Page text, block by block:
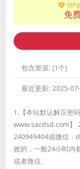
VIP
免
包含资源: (1个)
最近更新: 2025-
1.【本站默认解压密
www.sacdsd.com】
240949404或微信：
效的，一般24小时内
或者微信。